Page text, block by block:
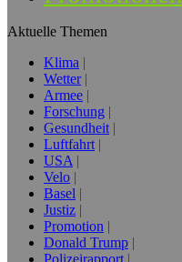
Aktuelle Themen
Klima
Wetter
Armee
Forschung
Gesundheit
Luftfahrt
USA
Velo
Basel
Justiz
Promotion
Donald Trump
Polizeirapport